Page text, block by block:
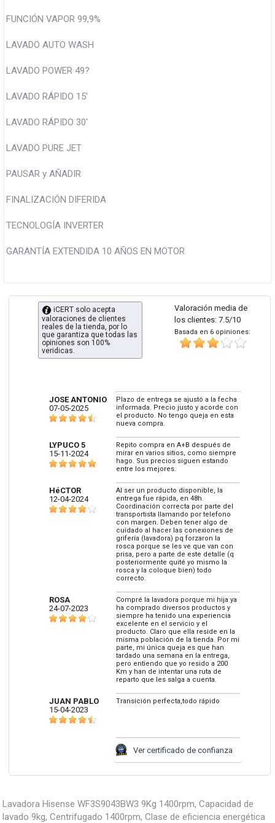
FUNCIÓN VAPOR 99,9%
LAVADO AUTO WASH
LAVADO POWER 49?
LAVADO RÁPIDO 15'
LAVADO RÁPIDO 30'
LAVADO PURE JET
PAUSAR y AÑADIR
FINALIZACIÓN DIFERIDA
TECNOLOGÍA INVERTER
GARANTÍA EXTENDIDA 10 AÑOS EN MOTOR
Valoración media de
los clientes: 7.5/10
Basada en 6 opiniones:
iCERT solo acepta
valoraciones de clientes
reales de la tienda, por lo
que garantiza que todas las
opiniones son 100%
veridicas.
JOSE ANTONIO
07-05-2025
Plazo de entrega se ajustó a la fecha
informada. Precio justo y acorde con
el producto. No tengo queja en esta
nueva compra.
LYPUCO 5
15-11-2024
Repito compra en A+B después de
mirar en varios sitios, como siempre
hago. Sus precios siguen estando
entre los mejores.
HéCTOR
12-04-2024
Al ser un producto disponible, la
entrega fue rápida, en 48h.
Coordinación correcta por parte del
transportista llamando por telefono
con margen. Deben tener algo de
cuidado al hacer las conexiones de
grifería (lavadora) pq forzaron la
rosca porque se les ve que van con
prisa, pero a parte de este detalle (q
posteriormente quité yo mismo la
rosca y la coloque bien) todo
correcto.
ROSA
24-07-2023
Compré la lavadora porque mi hija ya
ha comprado diversos productos y
siempre ha tenido una experiencia
excelente en el servicio y el
producto. Claro que ella reside en la
misma población de la tienda. Por mi
parte, mi única queja es que han
tardado una semana en la entrega,
pero entiendo que yo resido a 200
Km y han de intentar una ruta de
reparto que les salga a cuenta.
JUAN PABLO
15-04-2023
Transición perfecta,todo rápido
Ver certificado de confianza
Lavadora Hisense WF3S9043BW3 9Kg 1400rpm, Capacidad de
lavado 9kg, Centrifugado 1400rpm, Clase de eficiencia energética